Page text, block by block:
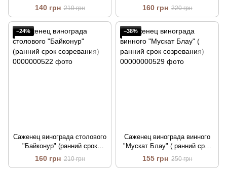
созревания)
140 грн 210 грн
созревания)
160 грн 220 грн
−24%
Саженец винограда столового
"Байконур" (ранний срок
созревания)
160 грн 210 грн
−38%
Саженец винограда винного
"Мускат Блау" ( ранний срок
созревания)
155 грн 250 грн